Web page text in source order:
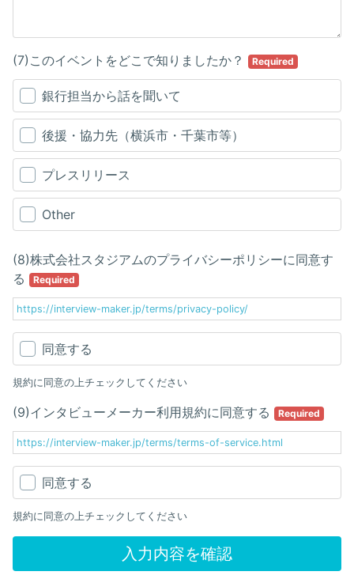
(7)このイベントをどこで知りましたか？ Required
銀行担当から話を聞いて
後援・協力先（横浜市・千葉市等）
プレスリリース
Other
(8)株式会社スタジアムのプライバシーポリシーに同意す
る
Required
https://interview-maker.jp/terms/privacy-policy/
同意する
規約に同意の上チェックしてください
(9)インタビューメーカー利用規約に同意する Required
https://interview-maker.jp/terms/terms-of-service.html
同意する
規約に同意の上チェックしてください
入力内容を確認